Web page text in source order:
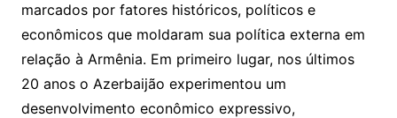
marcados por fatores históricos, políticos e
econômicos que moldaram sua política externa em
relação à Armênia. Em primeiro lugar, nos últimos
20 anos o Azerbaijão experimentou um
desenvolvimento econômico expressivo,